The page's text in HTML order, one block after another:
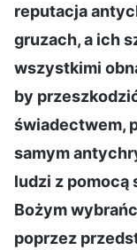
reputacja
gruzach, a ich
wszystkimi
by
świadectwem,
samym
ludzi z pomocą
Bożym
poprzez